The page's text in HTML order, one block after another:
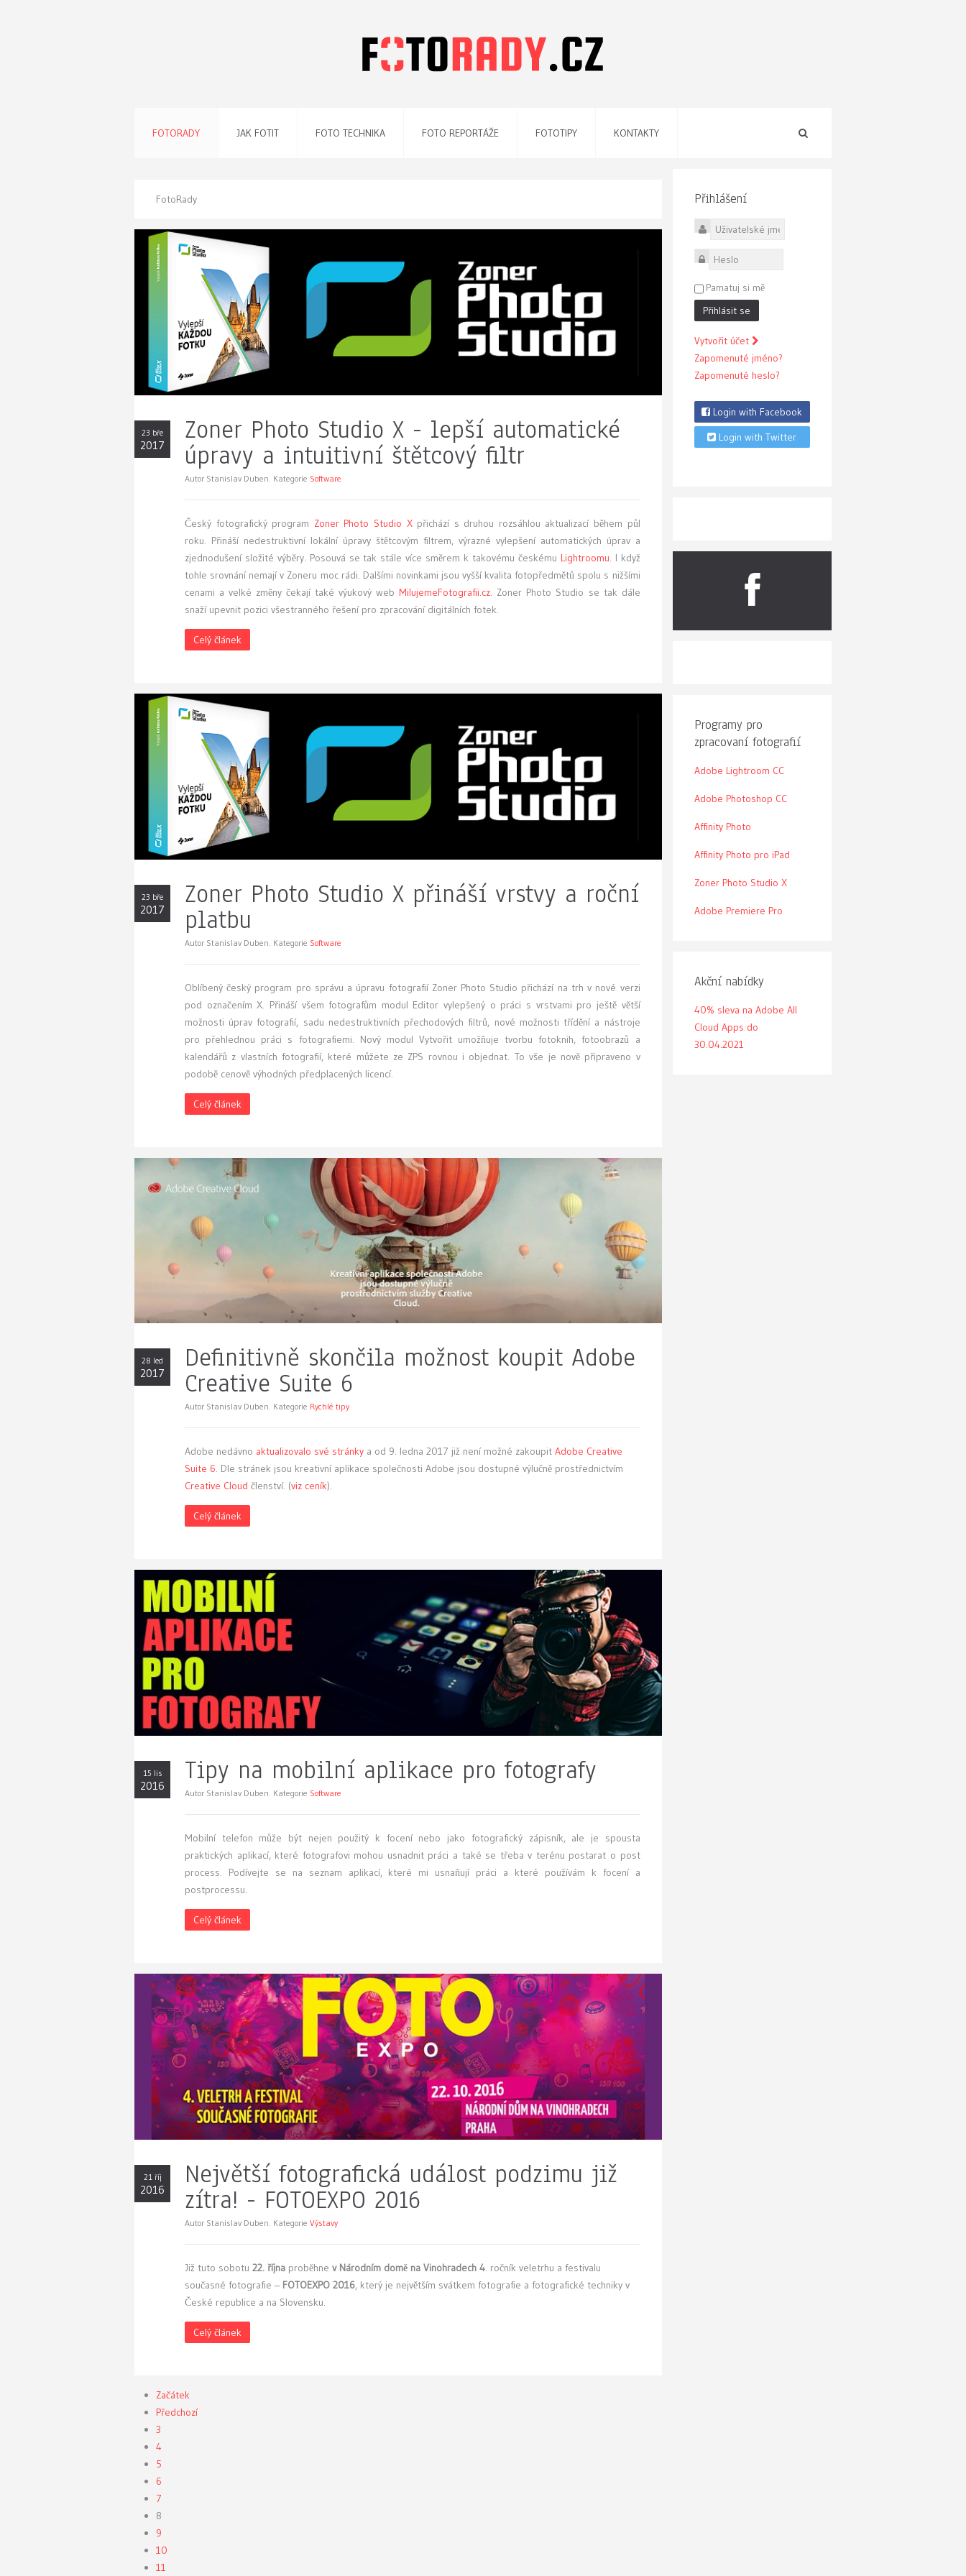
FOTORADY JAK FOTIT FOTO TECHNIKA FOTO REPORTÁŽE FOTOTIPY KONTAKTY
FotoRady
23 bře
2017 Zoner Photo Studio X - lepší automatické
úpravy a intuitivní štětcový filtr
Autor Stanislav Duben. Kategorie Software
Český fotografický program Zoner Photo Studio Xpřichází s druhou rozsáhlou aktualizací během půl
roku. Přináší nedestruktivní lokální úpravy štětcovým filtrem, výrazné vylepšení automatických úprav a
zjednodušení složité výběry. Posouvá se tak stále více směrem k takovému českému Lightroomu. I když
tohle srovnání nemají v Zoneru moc rádi. Dalšími novinkami jsou vyšší kvalita fotopředmětů spolu s nižšími
cenami a velké změny čekají také výukový web MilujemeFotografii.cz. Zoner Photo Studio se tak dále
snaží upevnit pozici všestranného řešení pro zpracování digitálních fotek.
Celý článek
23 bře
2017 Zoner Photo Studio X přináší vrstvy a roční
platbu
Autor Stanislav Duben. Kategorie Software
Oblíbený český program pro správu a úpravu fotografií Zoner Photo Studio přichází na trh v nové verzi
pod označením X. Přináší všem fotografům modul Editor vylepšený o práci s vrstvami pro ještě větší
možnosti úprav fotografií, sadu nedestruktivních přechodových filtrů, nové možnosti třídění a nástroje
pro přehlednou práci s fotografiemi. Nový modul Vytvořit umožňuje tvorbu fotoknih, fotoobrazů a
kalendářů z vlastních fotografií, které můžete ze ZPS rovnou i objednat. To vše je nově připraveno v
podobě cenově výhodných předplacených licencí.
Celý článek
28 led
2017 Definitivně skončila možnost koupit Adobe
Creative Suite 6
Autor Stanislav Duben. Kategorie Rychlé tipy
Adobe nedávno aktualizovalo své stránky a od 9. ledna 2017 již není možné zakoupit Adobe Creative
Suite 6. Dle stránek jsou kreativní aplikace společnosti Adobe jsou dostupné výlučně prostřednictvím
Creative Cloud členství. (viz ceník).
Celý článek
15 lis
2016 Tipy na mobilní aplikace pro fotografy
Autor Stanislav Duben. Kategorie Software
Mobilní telefon může být nejen použitý k focení nebo jako fotografický zápisník, ale je spousta
praktických aplikací, které fotografovi mohou usnadnit práci a také se třeba v terénu postarat o post
process. Podívejte se na seznam aplikací, které mi usnaňují práci a které používám k focení a
postprocessu.
Celý článek
21 říj
2016 Největší fotografická událost podzimu již
zítra! - FOTOEXPO 2016
Autor Stanislav Duben. Kategorie Výstavy
Již tuto sobotu 22. října proběhne v Národním domě na Vinohradech 4. ročník veletrhu a festivalu
současné fotografie – FOTOEXPO 2016, který je největším svátkem fotografie a fotografické techniky v
České republice a na Slovensku.
Celý článek
Začátek
Předchozí
3
4
5
6
7
8
9
10
11
Přihlášení
Uživatelské jméno
Heslo
Pamatuj si mě
Přihlásit se
Vytvořit účet
Zapomenuté jméno?
Zapomenuté heslo?
Login with Facebook
Login with Twitter
Programy pro
zpracovaní fotografií
Adobe Lightroom CC
Adobe Photoshop CC
Affinity Photo
Affinity Photo pro iPad
Zoner Photo Studio X
Adobe Premiere Pro
Akční nabídky
40% sleva na Adobe All
Cloud Apps do
30.04.2021